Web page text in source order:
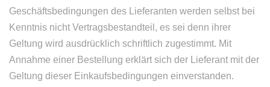
Geschäftsbedingungen des Lieferanten werden selbst bei
Kenntnis nicht Vertragsbestandteil, es sei denn ihrer
Geltung wird ausdrücklich schriftlich zugestimmt. Mit
Annahme einer Bestellung erklärt sich der Lieferant mit der
Geltung dieser Einkaufsbedingungen einverstanden.